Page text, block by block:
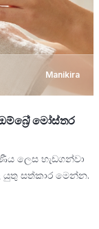
Manikira
මෝස්තර
ලෙස හැඩගන්වා
යුතු සත්කාර මෙන්න.